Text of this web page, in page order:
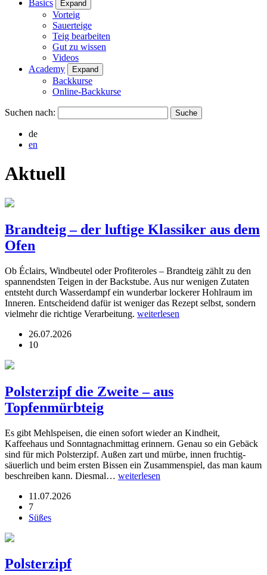
Basics
Expand
Vorteig
Sauerteige
Teig bearbeiten
Gut zu wissen
Videos
Academy
Expand
Backkurse
Online-Backkurse
Suchen nach:
de
en
Aktuell
Brandteig – der luftige Klassiker aus dem
Ofen
Ob Éclairs, Windbeutel oder Profiteroles – Brandteig zählt zu den
spannendsten Teigen in der Backstube. Aus nur wenigen Zutaten
entsteht durch Wasserdampf ein wunderbar lockerer Hohlraum im
Inneren. Entscheidend dafür ist weniger das Rezept selbst, sondern
vielmehr die richtige Verarbeitung. weiterlesen
26.07.2026
10
Polsterzipf die Zweite – aus
Topfenmürbteig
Es gibt Mehlspeisen, die einen sofort wieder an Kindheit,
Kaffeehaus und Sonntagnachmittag erinnern. Genau so ein Gebäck
sind für mich Polsterzipf. Außen zart und mürbe, innen fruchtig-
säuerlich und beim ersten Bissen ein Zusammenspiel, das man kaum
beschreiben kann. Diesmal… weiterlesen
11.07.2026
7
Süßes
Polsterzipf